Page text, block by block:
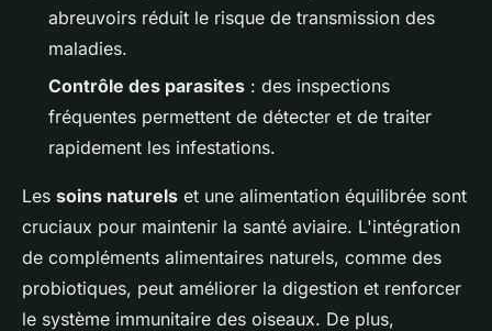
abreuvoirs réduit le risque de transmission des
maladies.
Contrôle des parasites : des inspections
fréquentes permettent de détecter et de traiter
rapidement les infestations.
Les soins naturels et une alimentation équilibrée sont
cruciaux pour maintenir la santé aviaire. L'intégration
de compléments alimentaires naturels, comme des
probiotiques, peut améliorer la digestion et renforcer
le système immunitaire des oiseaux. De plus,